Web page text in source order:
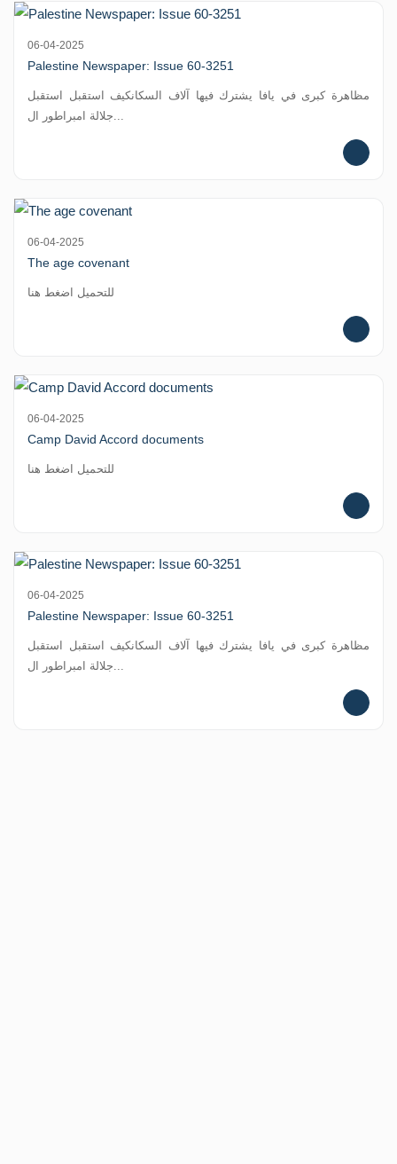
06-04-2025
Palestine Newspaper: Issue 60-3251
مظاهرة كبرى في يافا يشترك فيها آلاف السكانكيف استقبل استقبل
جلالة امبراطور ال...
06-04-2025
The age covenant
للتحميل اضغط هنا
06-04-2025
Camp David Accord documents
للتحميل اضغط هنا
06-04-2025
Palestine Newspaper: Issue 60-3251
مظاهرة كبرى في يافا يشترك فيها آلاف السكانكيف استقبل استقبل
جلالة امبراطور ال...